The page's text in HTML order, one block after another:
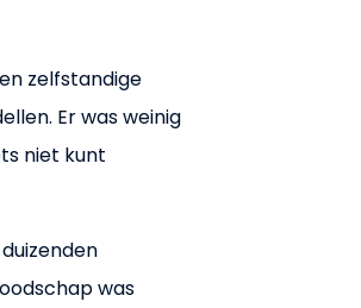
zelfstandige
Er was weinig
niet kunt
was